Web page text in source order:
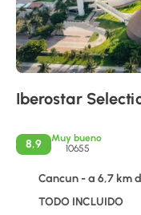
Iberostar
8,9
Muy bueno
10655
Cancun - a 6,7 km
TODO INCLUIDO